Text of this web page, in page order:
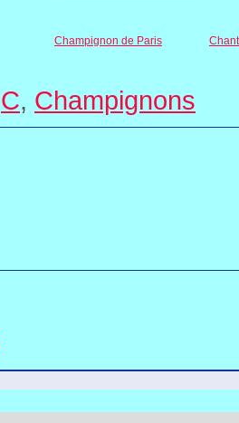
Champignon de Paris
C, Champignons